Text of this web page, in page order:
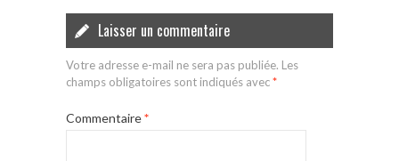
Laisser un commentaire
Votre adresse e-mail ne sera pas publiée. Les
champs obligatoires sont indiqués avec*
Commentaire*